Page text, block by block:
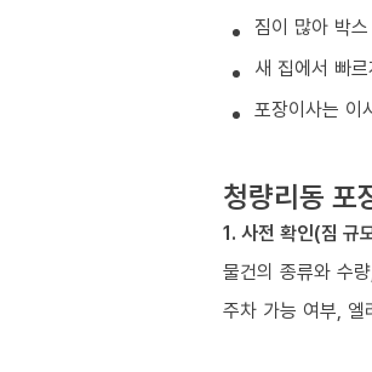
짐이 많아 박
새 집에서 빠
포장이사는 이
청량리동 포
1. 사전 확인(짐 규
물건의 종류와 수
주차 가능 여부,